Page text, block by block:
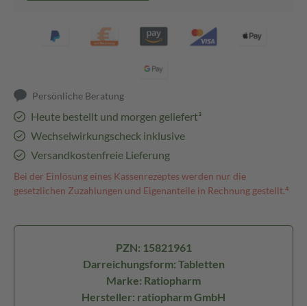
Persönliche Beratung
Heute bestellt und morgen geliefert³
Wechselwirkungscheck inklusive
Versandkostenfreie Lieferung
Bei der Einlösung eines Kassenrezeptes werden nur die
gesetzlichen Zuzahlungen und Eigenanteile in Rechnung gestellt.⁴
PZN: 15821961
Darreichungsform: Tabletten
Marke: Ratiopharm
Hersteller: ratiopharm GmbH